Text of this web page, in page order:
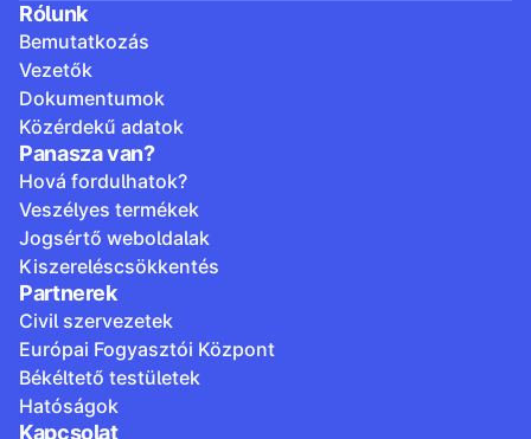
Rólunk
Bemutatkozás
Vezetők
Dokumentumok
Közérdekű adatok
Panasza van?
Hová fordulhatok?
Veszélyes termékek
Jogsértő weboldalak
Kiszereléscsökkentés
Partnerek
Civil szervezetek
Európai Fogyasztói Központ
Békéltető testületek
Hatóságok
Kapcsolat